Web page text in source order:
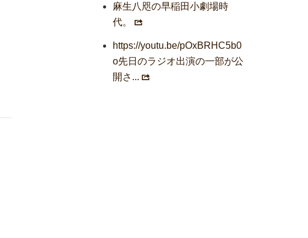
麻生八咫の早稲田小劇場時
代。
https://youtu.be/pOxBRHC5b0
o先日のラジオ出演の一部が公
開さ...